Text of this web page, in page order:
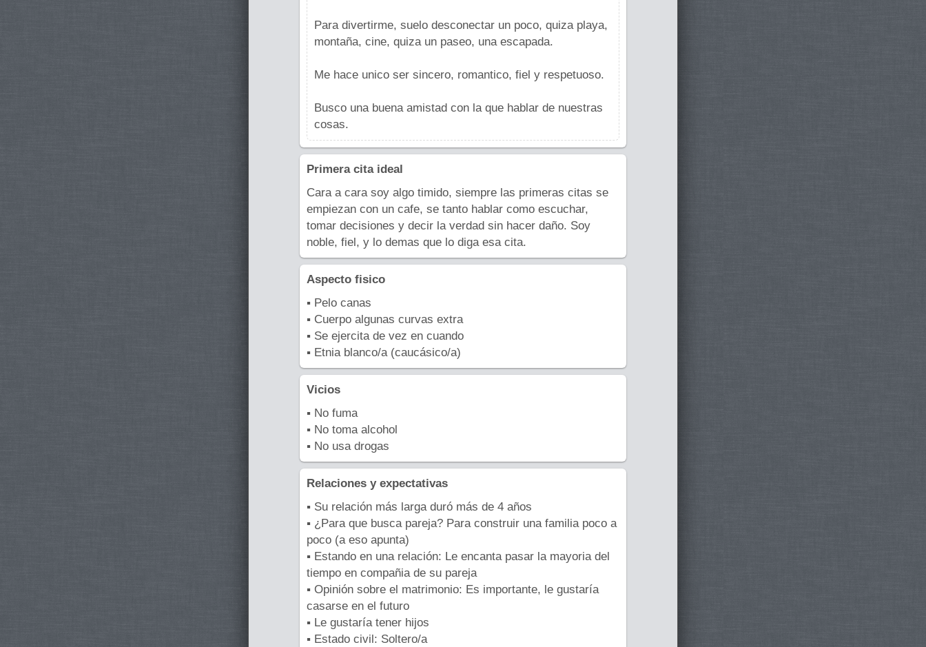
Para divertirme, suelo desconectar un poco, quiza playa,
montaña, cine, quiza un paseo, una escapada.
Me hace unico ser sincero, romantico, fiel y respetuoso.
Busco una buena amistad con la que hablar de nuestras
cosas.
Primera cita ideal
Cara a cara soy algo timido, siempre las primeras citas se
empiezan con un cafe, se tanto hablar como escuchar,
tomar decisiones y decir la verdad sin hacer daño. Soy
noble, fiel, y lo demas que lo diga esa cita.
Aspecto fisico
▪ Pelo canas
▪ Cuerpo algunas curvas extra
▪ Se ejercita de vez en cuando
▪ Etnia blanco/a (caucásico/a)
Vicios
▪ No fuma
▪ No toma alcohol
▪ No usa drogas
Relaciones y expectativas
▪ Su relación más larga duró más de 4 años
▪ ¿Para que busca pareja? Para construir una familia poco a
poco (a eso apunta)
▪ Estando en una relación: Le encanta pasar la mayoria del
tiempo en compañia de su pareja
▪ Opinión sobre el matrimonio: Es importante, le gustaría
casarse en el futuro
▪ Le gustaría tener hijos
▪ Estado civil: Soltero/a